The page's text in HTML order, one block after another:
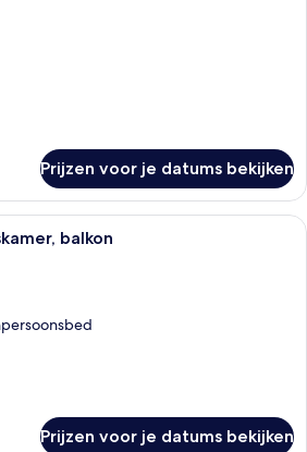
Prijzen voor je datums bekijken
Een moderne hotelkamer met een
balkon
Prijzen voor je datums bekijken